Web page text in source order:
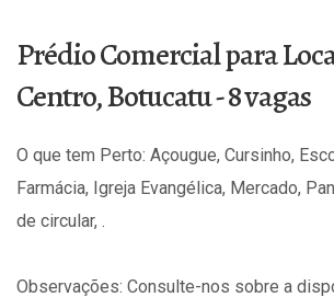
Prédio Comercial para
Centro, Botucatu - 8 vagas
O que tem Perto: Açougue, Cursinho,
Farmácia, Igreja Evangélica, Mercado,
de circular, .
Observações: Consulte-nos sobre a